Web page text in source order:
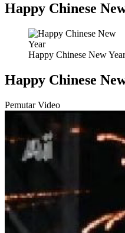
Happy Chinese
Happy Chinese New Year
Happy Chinese
Pemutar Video